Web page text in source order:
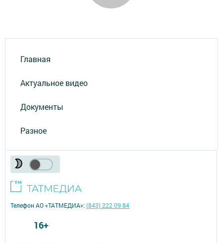
Главная
Актуальное видео
Документы
Разное
Телефон АО «ТАТМЕДИА»:(843) 222 09 84
16+